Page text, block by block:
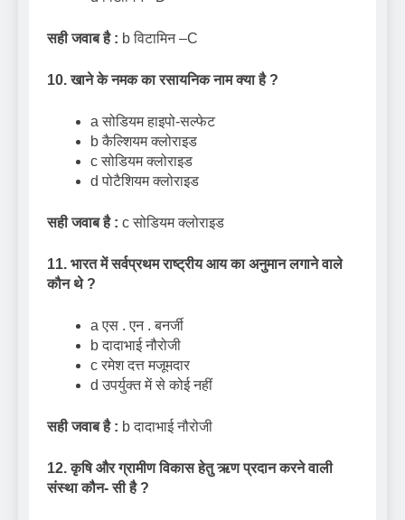
सही जवाब है : b विटामिन –C
10. खाने के नमक का रसायनिक नाम क्या है ?
a सोडियम हाइपो-सल्फेट
b कैल्शियम क्लोराइड
c सोडियम क्लोराइड
d पोटैशियम क्लोराइड
सही जवाब है : c सोडियम क्लोराइड
11. भारत में सर्वप्रथम राष्ट्रीय आय का अनुमान लगाने वाले
कौन थे ?
a एस . एन . बनर्जी
b दादाभाई नौरोजी
c रमेश दत्त मजूमदार
d उपर्युक्त में से कोई नहीं
सही जवाब है : b दादाभाई नौरोजी
12. कृषि और ग्रामीण विकास हेतु ऋण प्रदान करने वाली
संस्था कौन- सी है ?